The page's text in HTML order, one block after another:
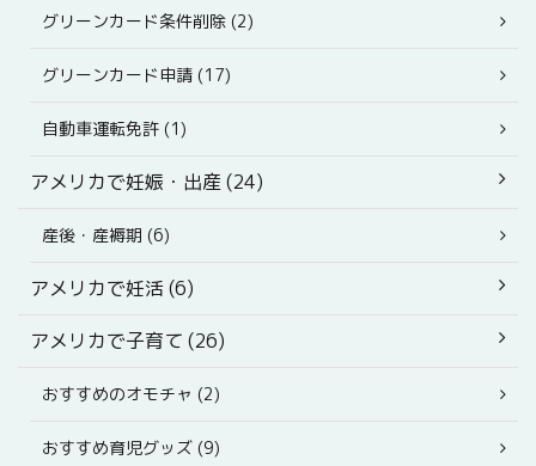
グリーンカード条件削除 (2)
グリーンカード申請 (17)
自動車運転免許 (1)
アメリカで妊娠・出産 (24)
産後・産褥期 (6)
アメリカで妊活 (6)
アメリカで子育て (26)
おすすめのオモチャ (2)
おすすめ育児グッズ (9)